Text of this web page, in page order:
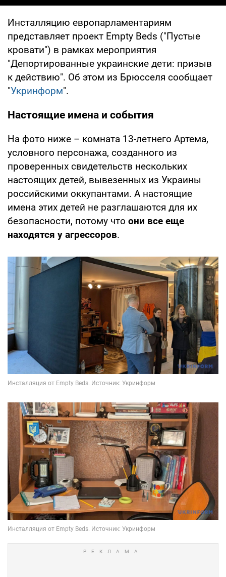
Инсталляцию европарламентариям
представляет проект Empty Beds ("Пустые
кровати") в рамках мероприятия
"Депортированные украинские дети: призыв
к действию". Об этом из Брюсселя сообщает
"Укринформ".
Настоящие имена и события
На фото ниже – комната 13-летнего Артема,
условного персонажа, созданного из
проверенных свидетельств нескольких
настоящих детей, вывезенных из Украины
российскими оккупантами. А настоящие
имена этих детей не разглашаются для их
безопасности, потому что они все еще
находятся у агрессоров.